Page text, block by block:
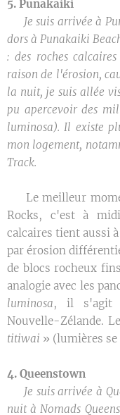
5. Punakaiki
Je suis arrivée à
dors à Punakaiki
: des roches
raison de l'érosion,
la nuit, je suis allée
pu apercevoir des
luminosa). Il existe
mon logement,
Track.
🌿 Le meilleur
Rocks, c'est à
calcaires tient aussi
par érosion
de blocs rocheux
analogie avec les
luminosa, il s'agit
Nouvelle-Zélande.
titiwai » (lumières
4. Queenstown
Je suis arrivée à
nuit à Nomads